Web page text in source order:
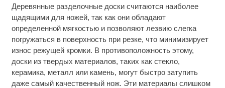
Деревянные разделочные доски считаются наиболее
щадящими для ножей, так как они обладают
определенной мягкостью и позволяют лезвию слегка
погружаться в поверхность при резке, что минимизирует
износ режущей кромки. В противоположность этому,
доски из твердых материалов, таких как стекло,
керамика, металл или камень, могут быстро затупить
даже самый качественный нож. Эти материалы слишком